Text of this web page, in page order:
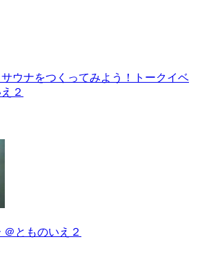
ウナをつくってみよう！トークイベ
２
とものいえ２